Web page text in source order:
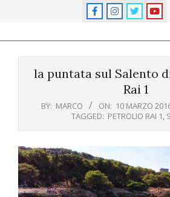
la puntata sul Salento
Rai 1
BY: MARCO ON: 10 MARZO
TAGGED: PETROLIO RAI 1,